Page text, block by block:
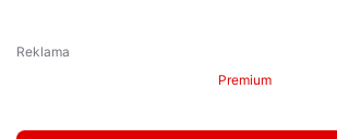
Premium